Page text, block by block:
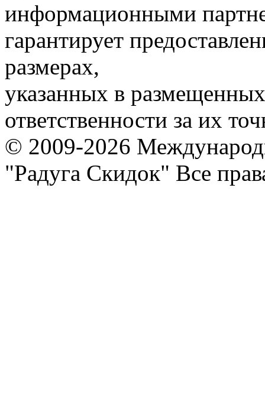
информационными
гарантирует
размерах,
указанных в
ответственности за их
© 2009-2026
"Радуга Скидок" Все